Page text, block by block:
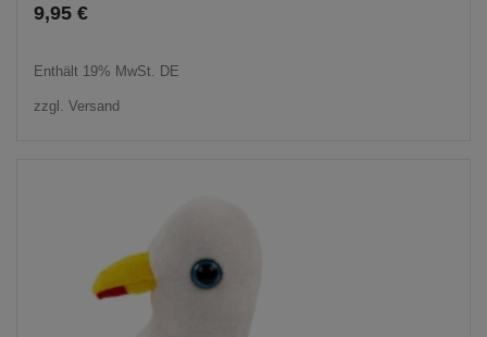
9,95 €
Enthält 19% MwSt. DE
zzgl. Versand